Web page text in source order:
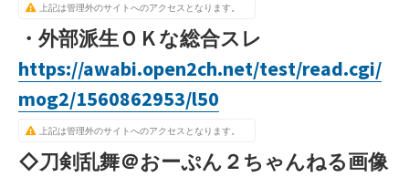
上記は管理外のサイトへのアクセスとなります。
・外部派生ＯＫな総合スレ
https://awabi.open2ch.net/test/read.cgi/
mog2/1560862953/l50
上記は管理外のサイトへのアクセスとなります。
◇刀剣乱舞＠おーぷん２ちゃんねる画像